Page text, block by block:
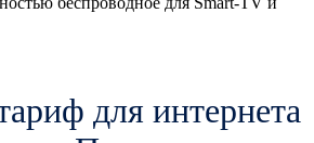
для интернета